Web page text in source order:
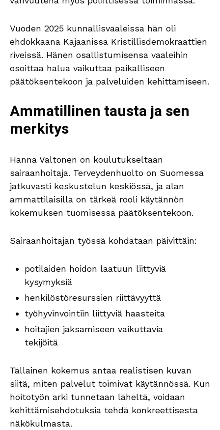
Vuoden 2025 kunnallisvaaleissa hän oli
ehdokkaana Kajaanissa Kristillisdemokraattien
riveissä. Hänen osallistumisensa vaaleihin
osoittaa halua vaikuttaa paikalliseen
päätöksentekoon ja palveluiden kehittämiseen.
Ammatillinen tausta ja sen
merkitys
Hanna Valtonen on koulutukseltaan
sairaanhoitaja. Terveydenhuolto on Suomessa
jatkuvasti keskustelun keskiössä, ja alan
ammattilaisilla on tärkeä rooli käytännön
kokemuksen tuomisessa päätöksentekoon.
Sairaanhoitajan työssä kohdataan päivittäin:
potilaiden hoidon laatuun liittyviä
kysymyksiä
henkilöstöresurssien riittävyyttä
työhyvinvointiin liittyviä haasteita
hoitajien jaksamiseen vaikuttavia
tekijöitä
Tällainen kokemus antaa realistisen kuvan
siitä, miten palvelut toimivat käytännössä. Kun
hoitotyön arki tunnetaan läheltä, voidaan
kehittämisehdotuksia tehdä konkreettisesta
näkökulmasta.